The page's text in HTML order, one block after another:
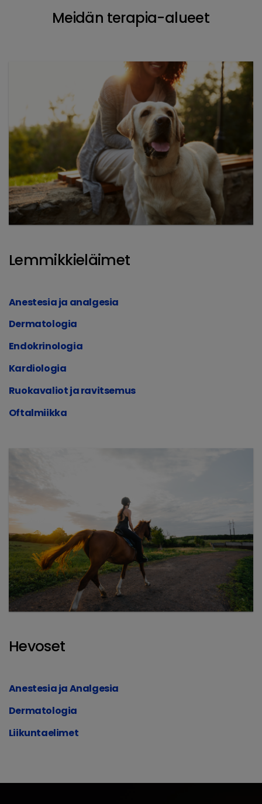
Meidän terapia-alueet
Lemmikkieläimet
Anestesia ja analgesia
Dermatologia
Endokrinologia
Kardiologia
Ruokavaliot ja ravitsemus
Oftalmiikka
Hevoset
Anestesia ja Analgesia
Dermatologia
Liikuntaelimet